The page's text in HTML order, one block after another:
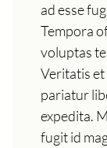
ad esse
Tempora
voluptas
Veritatis
pariatur
expedita.
fugit id